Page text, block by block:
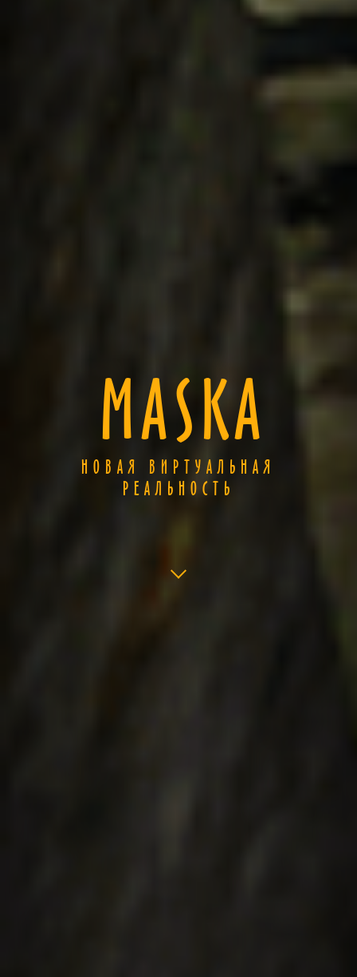
MASKA
НОВАЯ ВИРТУАЛЬНАЯ
РЕАЛЬНОСТЬ